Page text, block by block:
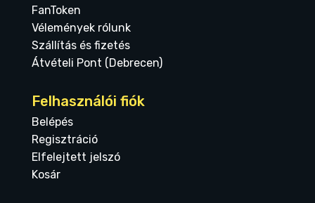
FanToken
Vélemények rólunk
Szállítás és fizetés
Átvételi Pont (Debrecen)
Felhasználói fiók
Belépés
Regisztráció
Elfelejtett jelszó
Kosár